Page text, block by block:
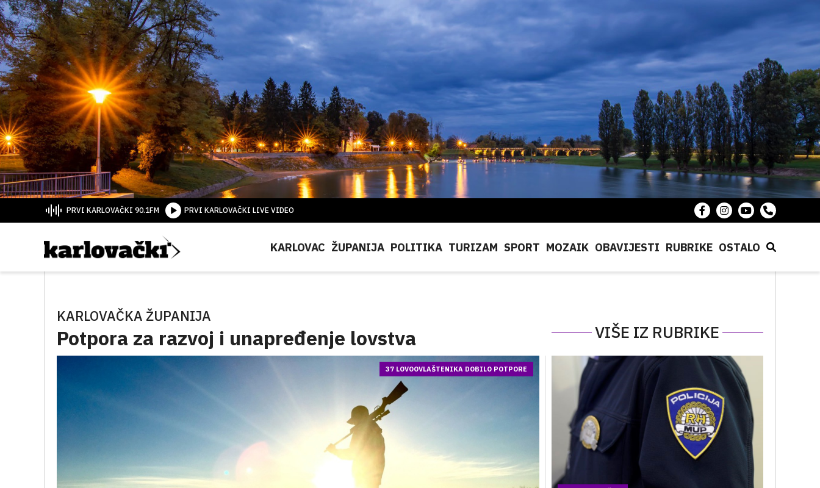
PRVI KARLOVAČKI 90.1FM PRVI KARLOVAČKI LIVE VIDEO
KARLOVAC ŽUPANIJA POLITIKA TURIZAM SPORT MOZAIK OBAVIJESTI RUBRIKE OSTALO
KARLOVAČKA ŽUPANIJA
Potpora za razvoj i unapređenje lovstva VIŠE IZ RUBRIKE
37 LOVOOVLAŠTENIKA DOBILO POTPORE